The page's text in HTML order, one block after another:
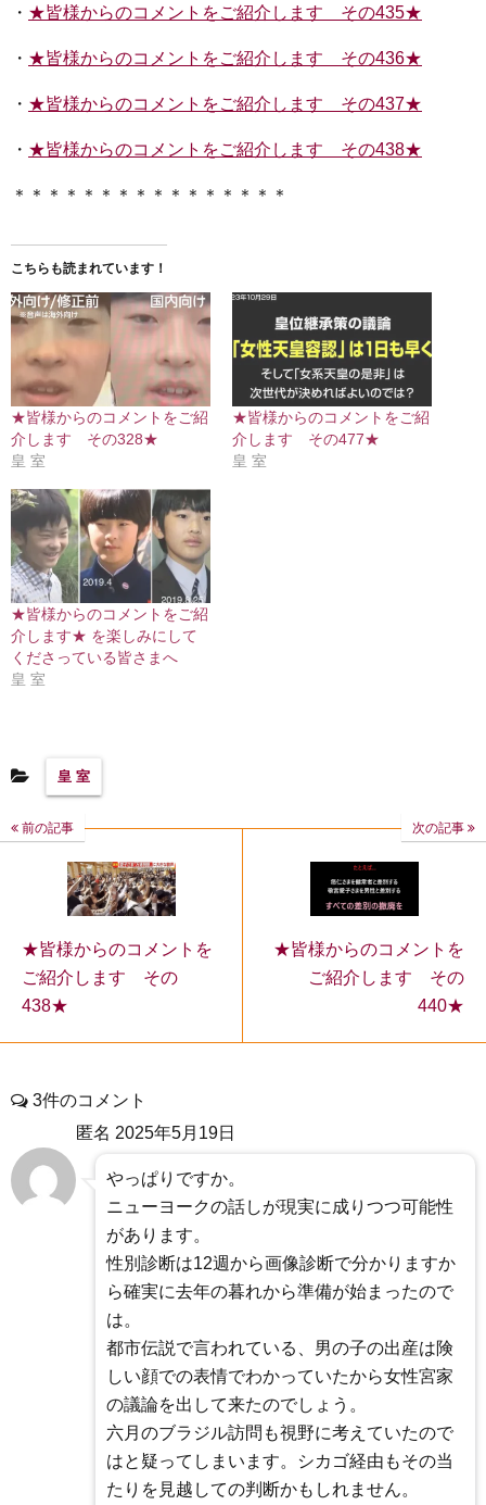
・ ★皆様からのコメントをご紹介します その435★
・ ★皆様からのコメントをご紹介します その436★
・ ★皆様からのコメントをご紹介します その437★
・ ★皆様からのコメントをご紹介します その438★
＊＊＊＊＊＊＊＊＊＊＊＊＊＊＊＊
こちらも読まれています！
★皆様からのコメントをご紹
介します その328★
皇 室
★皆様からのコメントをご紹
介します その477★
皇 室
★皆様からのコメントをご紹
介します★ を楽しみにして
くださっている皆さまへ
皇 室
皇 室
前の記事
★皆様からのコメントを
ご紹介します その
438★
次の記事
★皆様からのコメントを
ご紹介します その
440★
3件のコメント
匿名 2025年5月19日
やっぱりですか。
ニューヨークの話しが現実に成りつつ可能性
があります。
性別診断は12週から画像診断で分かりますか
ら確実に去年の暮れから準備が始まったので
は。
都市伝説で言われている、男の子の出産は険
しい顔での表情でわかっていたから女性宮家
の議論を出して来たのでしょう。
六月のブラジル訪問も視野に考えていたので
はと疑ってしまいます。シカゴ経由もその当
たりを見越しての判断かもしれません。